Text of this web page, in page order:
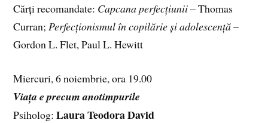
Cărți recomandate: Capcana perfecțiunii– Thomas
Curran;Perfecționismul în copilărie și adolescență–
Gordon L. Flet, Paul L. Hewitt
Miercuri, 6 noiembrie, ora 19.00
Viața e precum anotimpurile
Psiholog:Laura Teodora David